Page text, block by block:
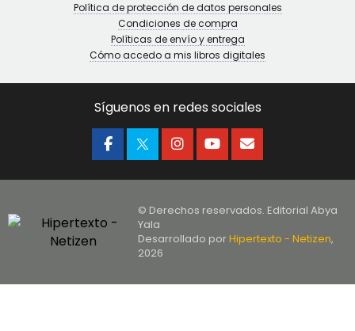
Política de protección de datos personales
Condiciones de compra
Políticas de envío y entrega
Cómo accedo a mis libros digitales
Síguenos en redes sociales
© Derechos reservados. Editorial Abya
Yala
Desarrollado porHipertexto - Netizen,
2026